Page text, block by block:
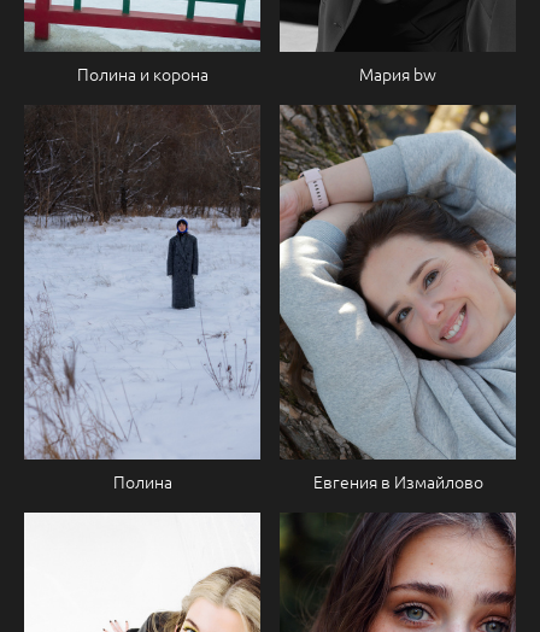
Полина и корона Мария bw
Полина Евгения в Измайлово